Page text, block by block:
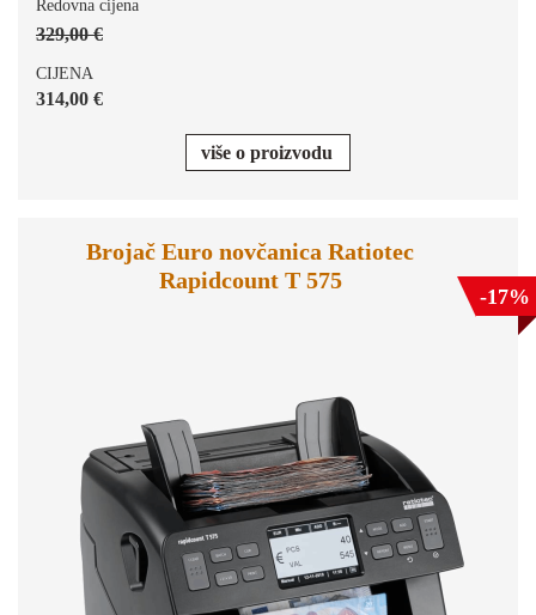
Redovna cijena
329,00 €
CIJENA
314,00 €
više o proizvodu
Brojač Euro novčanica Ratiotec
Rapidcount T 575
-17%